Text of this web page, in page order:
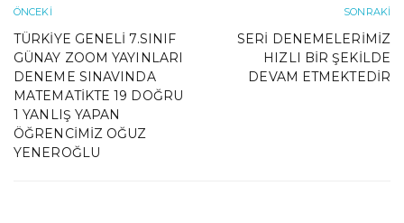
ÖNCEKI
TÜRKIYE GENELI 7.SINIF
GÜNAY ZOOM YAYINLARI
DENEME SINAVINDA
MATEMATIKTE 19 DOĞRU
1 YANLIŞ YAPAN
ÖĞRENCIMIZ OĞUZ
YENEROĞLU
SONRAKI
SERI DENEMELERIMIZ
HIZLI BIR ŞEKILDE
DEVAM ETMEKTEDIR